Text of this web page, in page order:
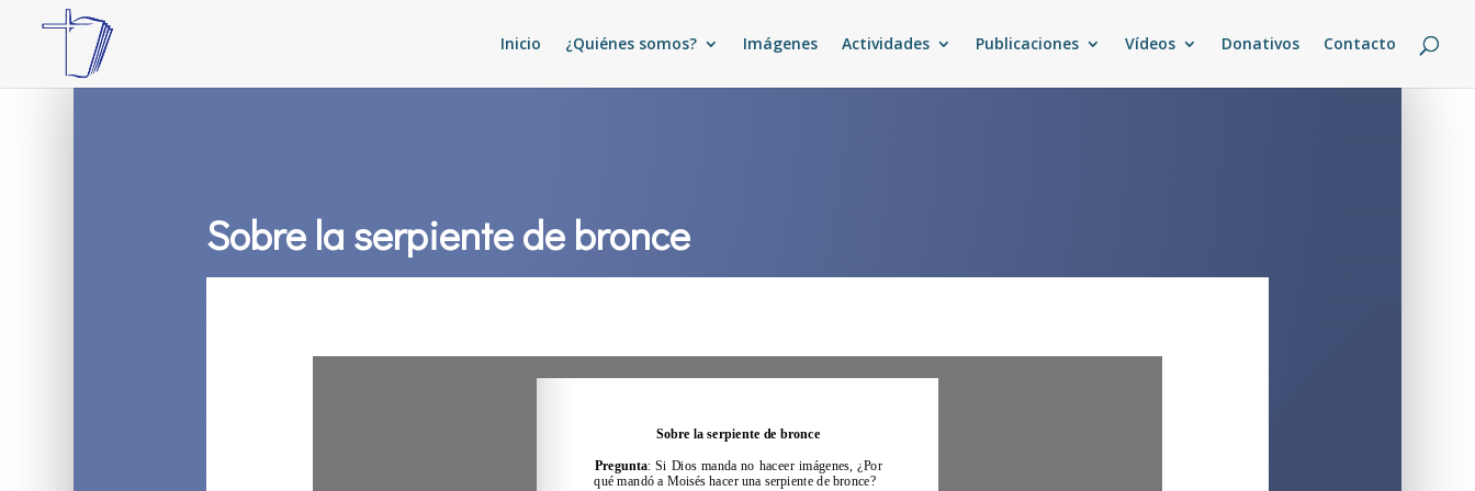
Inicio ¿Quiénes somos? Imágenes Actividades Publicaciones Vídeos Donativos Contacto
Sobre la serpiente de bronce